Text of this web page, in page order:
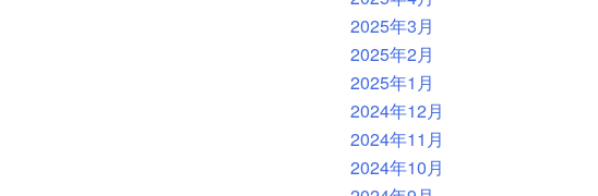
2025年3月
2025年2月
2025年1月
2024年12月
2024年11月
2024年10月